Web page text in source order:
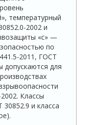
температурный
2002 и
«с» —
по
2011, ГОСТ
допускаются для
Классы
и класса